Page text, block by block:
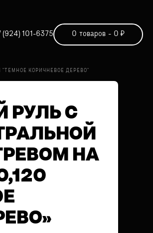
(924) 101-6375 0 товаров - 0 ₽
КОРИЧНЕВОЕ ДЕРЕВО"
РУЛЬ С
НА